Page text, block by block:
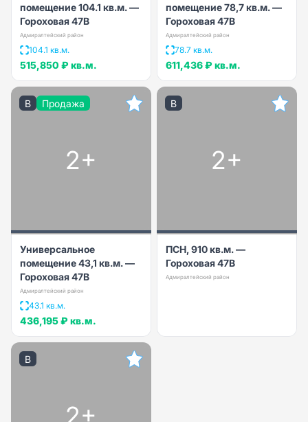
помещение 104.1 кв.м. —
Гороховая 47В
Адмиралтейский район
104.1 кв.м.
515,850 ₽ кв.м.
помещение 78,7 кв.м. —
Гороховая 47В
Адмиралтейский район
78.7 кв.м.
611,436 ₽ кв.м.
B Продажа
2+
Универсальное
помещение 43,1 кв.м. —
Гороховая 47В
Адмиралтейский район
43.1 кв.м.
436,195 ₽ кв.м.
B
2+
ПСН, 910 кв.м. —
Гороховая 47В
Адмиралтейский район
B